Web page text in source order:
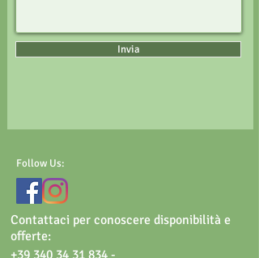
Invia
Contattaci per conoscere disponibilità e
offerte:
+39 340 34 31 834 -
Follow Us: